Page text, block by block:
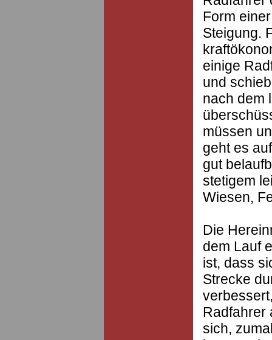
Form
Steigung.
einige
und
nach dem
müssen
geht es
gut
stetigem
Wiesen,
Die
dem Lauf
ist, dass
Strecke
Radfahrer
sich,